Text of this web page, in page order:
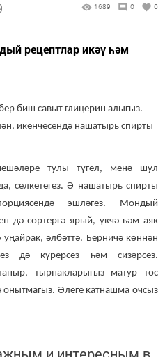
1689 0 0
рецептлар икәү һәм
биш савыт глицерин алыгыз.
икенчесендә нашатырь спирты
тулы түгел, менә шул
селкетегез. Ә нашатырь спирты
эшләгез. Мондый
дә сөртергә ярый, үкчә һәм аяк
әлбәттә. Берничә көннән
дә күрерсез һәм сизәрсез.
тырнакларыгыз матур төс
Әлеге катнашма очсыз